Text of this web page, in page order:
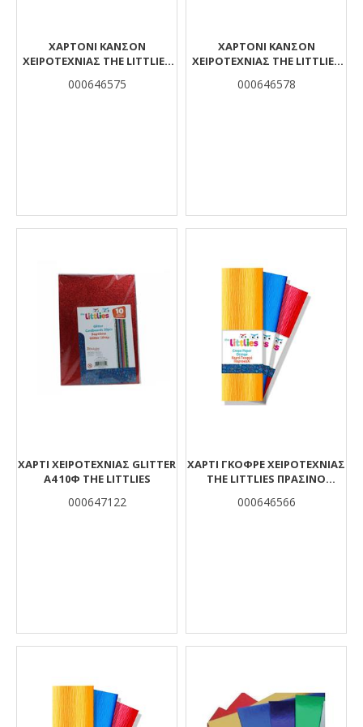
ΧΑΡΤΌΝΙ ΚΑΝΣΌΝ
ΧΕΙΡΟΤΕΧΝΊΑΣ THE LITTLIES
000646575
ΧΑΡΤΌΝΙ ΚΑΝΣΌΝ
ΧΕΙΡΟΤΕΧΝΊΑΣ THE LITTLIES
000646578
ΧΑΡΤΙ ΧΕΙΡΟΤΕΧΝΙΑΣ GLITTER
Α4 10Φ THE LITTLIES
000647122
ΧΑΡΤΊ ΓΚΟΦΡΈ ΧΕΙΡΟΤΕΧΝΊΑΣ
THE LITTLIES ΠΡΆΣΙΝΟ
000646566